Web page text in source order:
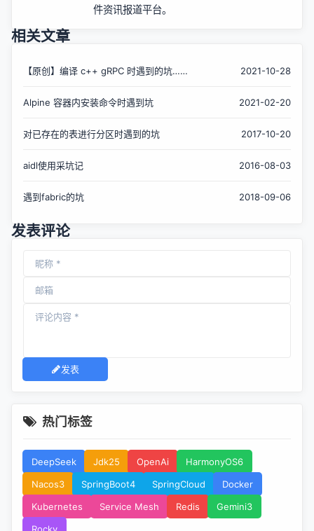
件资讯报道平台。
相关文章
【原创】编译 c++ gRPC 时遇到的坑…… 2021-10-28
Alpine 容器内安装命令时遇到坑 2021-02-20
对已存在的表进行分区时遇到的坑 2017-10-20
aidl使用采坑记 2016-08-03
遇到fabric的坑 2018-09-06
发表评论
发表
热门标签
DeepSeek Jdk25 OpenAi
HarmonyOS6
Nacos3
SpringBoot4 SpringCloud
Docker
Kubernetes
Service Mesh Redis
Gemini3
Rocky